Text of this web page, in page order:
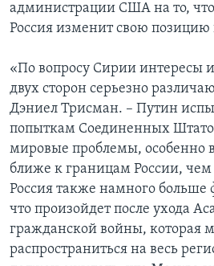
администрации США на то, что
Россия изменит свою
«По вопросу Сирии интересы
двух сторон серьезно
Дэниел Трисман. – Путин
попыткам Соединенных
мировые проблемы, особенно
ближе к границам России,
Россия также намного больше
что произойдет после ухода
гражданской войны, которая
распространиться на весь